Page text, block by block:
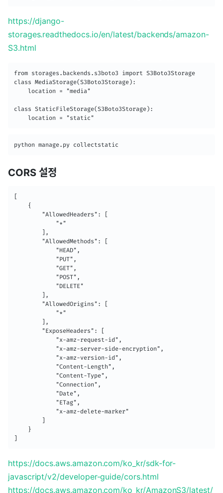
https://django-
storages.readthedocs.io/en/latest/backends/amazon-
S3.html
from storages.backends.s3boto3 import S3Boto3Storage
class MediaStorage(S3Boto3Storage):
    location = "media"
class StaticFileStorage(S3Boto3Storage):
    location = "static"
python manage.py collectstatic
CORS 설정
[
    {
        "AllowedHeaders": [
            "*"
        ],
        "AllowedMethods": [
            "HEAD",
            "PUT",
            "GET",
            "POST",
            "DELETE"
        ],
        "AllowedOrigins": [
            "*"
        ],
        "ExposeHeaders": [
            "x-amz-request-id",
            "x-amz-server-side-encryption",
            "x-amz-version-id",
            "Content-Length",
            "Content-Type",
            "Connection",
            "Date",
            "ETag",
            "x-amz-delete-marker"
        ]
    }
]
https://docs.aws.amazon.com/ko_kr/sdk-for-
javascript/v2/developer-guide/cors.html
https://docs.aws.amazon.com/ko_kr/AmazonS3/latest/